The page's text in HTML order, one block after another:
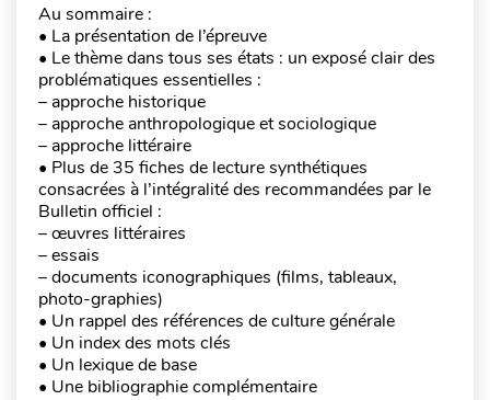
Au sommaire :
• La présentation de l’épreuve
• Le thème dans tous ses états : un exposé clair des
problématiques essentielles :
– approche historique
– approche anthropologique et sociologique
– approche littéraire
• Plus de 35 fiches de lecture synthétiques
consacrées à l’intégralité des recommandées par le
Bulletin officiel :
– œuvres littéraires
– essais
– documents iconographiques (films, tableaux,
photo-graphies)
• Un rappel des références de culture générale
• Un index des mots clés
• Un lexique de base
• Une bibliographie complémentaire